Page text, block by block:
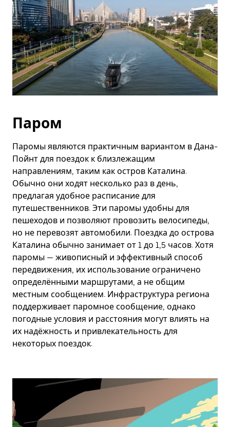
Паром
Паромы являются практичным вариантом в Дана-
Пойнт для поездок к близлежащим
направлениям, таким как остров Каталина.
Обычно они ходят несколько раз в день,
предлагая удобное расписание для
путешественников. Эти паромы удобны для
пешеходов и позволяют провозить велосипеды,
но не перевозят автомобили. Поездка до острова
Каталина обычно занимает от 1 до 1,5 часов. Хотя
паромы — живописный и эффективный способ
передвижения, их использование ограничено
определёнными маршрутами, а не общим
местным сообщением. Инфраструктура региона
поддерживает паромное сообщение, однако
погодные условия и расстояния могут влиять на
их надёжность и привлекательность для
некоторых поездок.